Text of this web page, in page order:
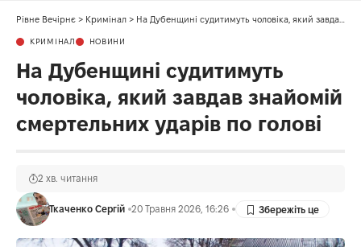
Рівне Вечірнє > Кримінал > На Дубенщині судитимуть чоловіка, який завдав знайомій смертельних ударів по голові
КРИМІНАЛ НОВИНИ
На Дубенщині судитимуть
чоловіка, який завдав знайомій
смертельних ударів по голові
Ткаченко Сергій 20 Травня 2026, 16:26
2 хв. читання